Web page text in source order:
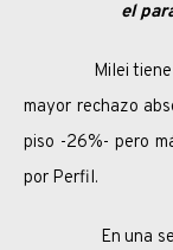
el
Milei tiene el
mayor rechazo
piso -26%- pero
por Perfil.
En una